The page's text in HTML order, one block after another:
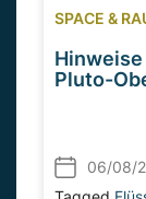
SPACE &
Pluto-
06/08/